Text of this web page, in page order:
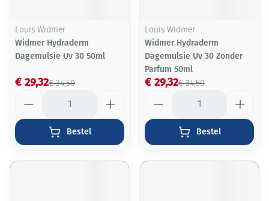
Louis Widmer
Widmer Hydraderm
Dagemulsie Uv 30 50ml
€ 34,50
€ 29,32
Bestel
Louis Widmer
Widmer Hydraderm
Dagemulsie Uv 30 Zonder
Parfum 50ml
€ 34,50
€ 29,32
Bestel